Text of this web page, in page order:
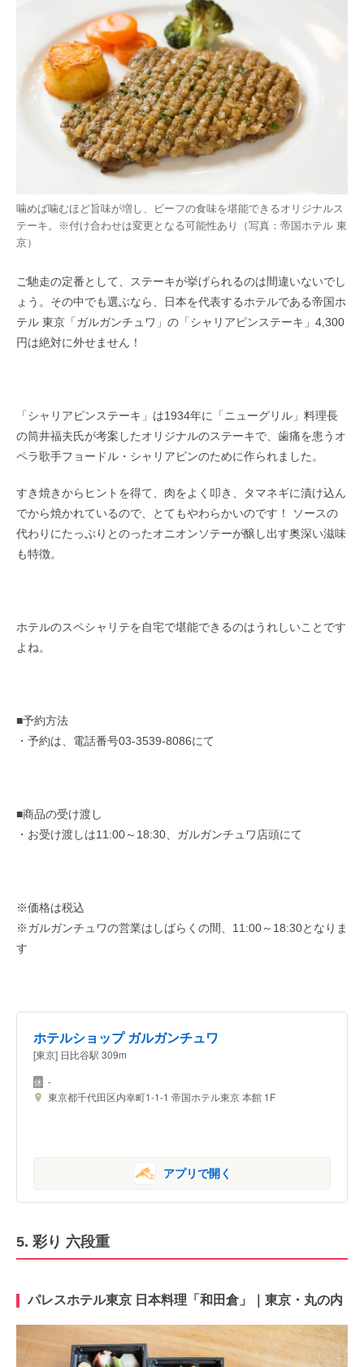
噛めば噛むほど旨味が増し、ビーフの食味を堪能できるオリジナルス
テーキ。※付け合わせは変更となる可能性あり（写真：帝国ホテル 東
京）
ご馳走の定番として、ステーキが挙げられるのは間違いないでし
ょう。その中でも選ぶなら、日本を代表するホテルである帝国ホ
テル 東京「ガルガンチュワ」の「シャリアピンステーキ」4,300
円は絶対に外せません！
「シャリアピンステーキ」は1934年に「ニューグリル」料理長
の筒井福夫氏が考案したオリジナルのステーキで、歯痛を患うオ
ペラ歌手フョードル・シャリアピンのために作られました。
すき焼きからヒントを得て、肉をよく叩き、タマネギに漬け込ん
でから焼かれているので、とてもやわらかいのです！ ソースの
代わりにたっぷりとのったオニオンソテーが醸し出す奥深い滋味
も特徴。
ホテルのスペシャリテを自宅で堪能できるのはうれしいことです
よね。
■予約方法
・予約は、電話番号03-3539-8086にて
■商品の受け渡し
・お受け渡しは11:00～18:30、ガルガンチュワ店頭にて
※価格は税込
※ガルガンチュワの営業はしばらくの間、11:00～18:30となりま
す
ホテルショップ ガルガンチュワ
[東京] 日比谷駅 309m
-
東京都千代田区内幸町1-1-1 帝国ホテル東京 本館 1F
アプリで開く
5. 彩り 六段重
パレスホテル東京 日本料理「和田倉」｜東京・丸の内